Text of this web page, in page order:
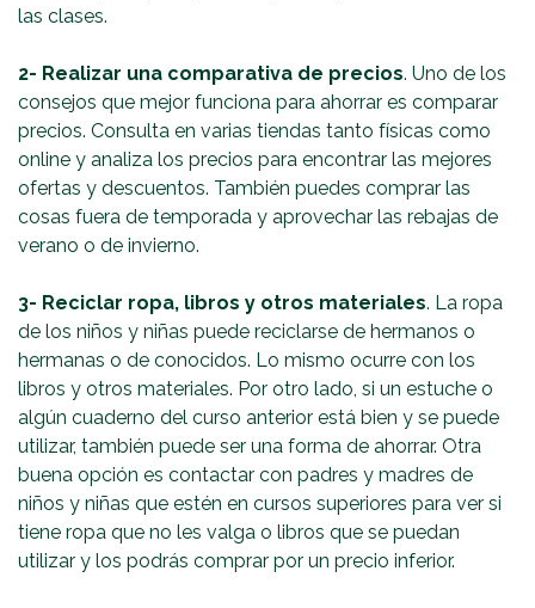
las clases.
2- Realizar una comparativa de precios. Uno de los
consejos que mejor funciona para ahorrar es comparar
precios. Consulta en varias tiendas tanto físicas como
online y analiza los precios para encontrar las mejores
ofertas y descuentos. También puedes comprar las
cosas fuera de temporada y aprovechar las rebajas de
verano o de invierno.
3- Reciclar ropa, libros y otros materiales. La ropa
de los niños y niñas puede reciclarse de hermanos o
hermanas o de conocidos. Lo mismo ocurre con los
libros y otros materiales. Por otro lado, si un estuche o
algún cuaderno del curso anterior está bien y se puede
utilizar, también puede ser una forma de ahorrar. Otra
buena opción es contactar con padres y madres de
niños y niñas que estén en cursos superiores para ver si
tiene ropa que no les valga o libros que se puedan
utilizar y los podrás comprar por un precio inferior.